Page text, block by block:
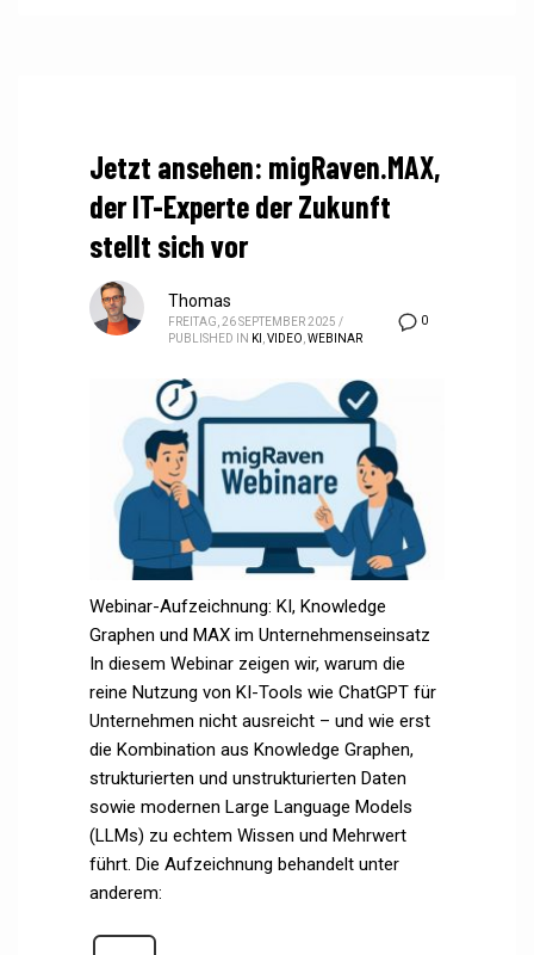
Jetzt ansehen: migRaven.MAX,
der IT-Experte der Zukunft
stellt sich vor
0
Thomas
FREITAG, 26 SEPTEMBER 2025 /
PUBLISHED IN KI ,VIDEO,WEBINAR
Webinar-Aufzeichnung: KI, Knowledge
Graphen und MAX im Unternehmenseinsatz
In diesem Webinar zeigen wir, warum die
reine Nutzung von KI-Tools wie ChatGPT für
Unternehmen nicht ausreicht – und wie erst
die Kombination aus Knowledge Graphen,
strukturierten und unstrukturierten Daten
sowie modernen Large Language Models
(LLMs) zu echtem Wissen und Mehrwert
führt. Die Aufzeichnung behandelt unter
anderem: